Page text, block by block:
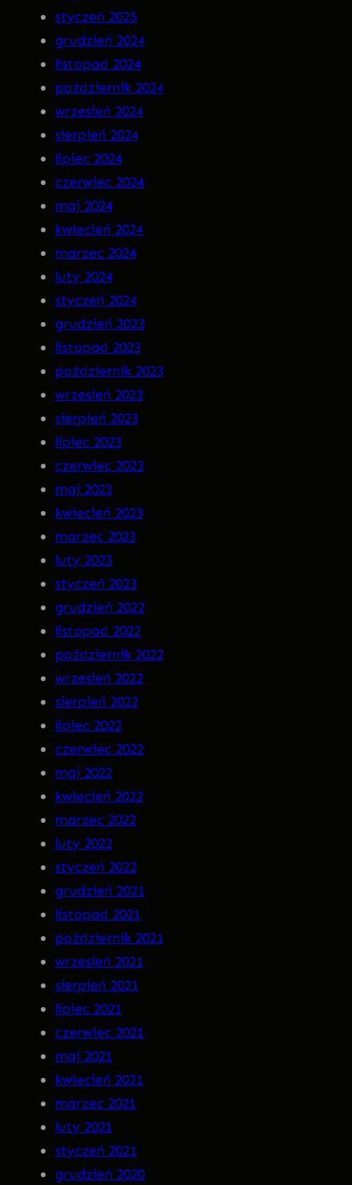
styczeń 2025
grudzień 2024
listopad 2024
październik 2024
wrzesień 2024
sierpień 2024
lipiec 2024
czerwiec 2024
maj 2024
kwiecień 2024
marzec 2024
luty 2024
styczeń 2024
grudzień 2023
listopad 2023
październik 2023
wrzesień 2023
sierpień 2023
lipiec 2023
czerwiec 2023
maj 2023
kwiecień 2023
marzec 2023
luty 2023
styczeń 2023
grudzień 2022
listopad 2022
październik 2022
wrzesień 2022
sierpień 2022
lipiec 2022
czerwiec 2022
maj 2022
kwiecień 2022
marzec 2022
luty 2022
styczeń 2022
grudzień 2021
listopad 2021
październik 2021
wrzesień 2021
sierpień 2021
lipiec 2021
czerwiec 2021
maj 2021
kwiecień 2021
marzec 2021
luty 2021
styczeń 2021
grudzień 2020